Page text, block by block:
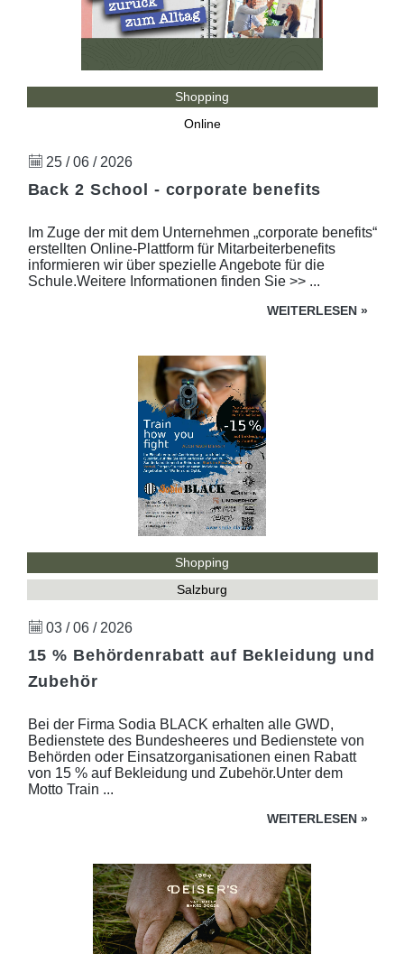
Shopping
Online
25 / 06 / 2026
Back 2 School - corporate benefits
Im Zuge der mit dem Unternehmen „corporate benefits“
erstellten Online-Plattform für Mitarbeiterbenefits
informieren wir über spezielle Angebote für die
Schule.Weitere Informationen finden Sie >> ...
WEITERLESEN »
Shopping
Salzburg
03 / 06 / 2026
15 % Behördenrabatt auf Bekleidung und
Zubehör
Bei der Firma Sodia BLACK erhalten alle GWD,
Bedienstete des Bundesheeres und Bedienstete von
Behörden oder Einsatzorganisationen einen Rabatt
von 15 % auf Bekleidung und Zubehör.Unter dem
Motto Train ...
WEITERLESEN »